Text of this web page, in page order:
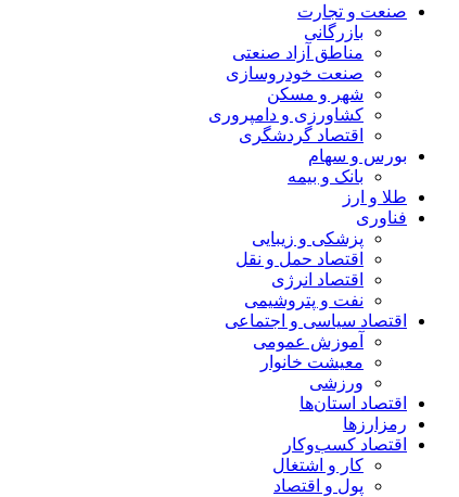
صنعت و تجارت
بازرگانی
مناطق آزاد صنعتی
صنعت خودروسازی
شهر و مسکن
کشاورزی و دامپروری
اقتصاد گردشگری
بورس و سهام
بانک و بیمه
طلا و ارز
فناوری
پزشکی و زیبایی
اقتصاد حمل و نقل
اقتصاد انرژی
نفت و پتروشیمی
اقتصاد سیاسی و اجتماعی
آموزش عمومی
معیشت خانوار
ورزشی
اقتصاد استان‌ها
رمزارزها
اقتصاد کسب‌و‌کار
کار و اشتغال
پول و اقتصاد